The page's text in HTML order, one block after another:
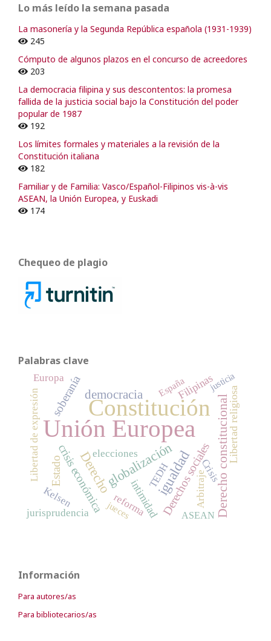
Lo más leído la semana pasada
La masonería y la Segunda República española (1931-1939)
245
Cómputo de algunos plazos en el concurso de acreedores
203
La democracia filipina y sus descontentos: la promesa
fallida de la justicia social bajo la Constitución del poder
popular de 1987
192
Los límites formales y materiales a la revisión de la
Constitución italiana
182
Familiar y de Familia: Vasco/Español-Filipinos vis-à-vis
ASEAN, la Unión Europea, y Euskadi
174
Chequeo de plagio
Palabras clave
Unión Europea
Constitución
igualdad
globalización Derecho constitucional
Derecho
democracia
crisis económica Derechos sociales
Estado
soberanía
intimidad
Filipinas Libertad religiosa
Crisis
jurisprudencia reforma
Libertad de expresión TEDH
elecciones
Europa
Arbitraje
Kelsen
ASEAN
España
jueces
justicia
Información
Para autores/as
Para bibliotecarios/as